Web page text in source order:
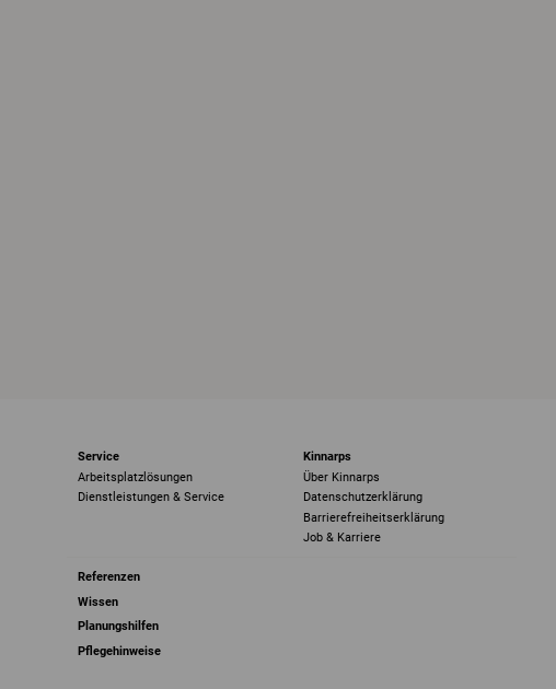
Service
Arbeitsplatzlösungen
Dienstleistungen & Service
Kinnarps
Über Kinnarps
Datenschutzerklärung
Barrierefreiheits­erklärung
Job & Karriere
Referenzen
Wissen
Planungshilfen
Pflegehinweise